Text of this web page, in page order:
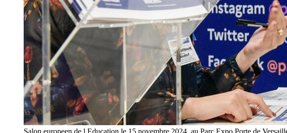
Salon europeen de l Education le 15 novembre 2024, au Parc Expo Porte de